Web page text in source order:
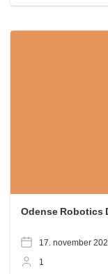
Odense Robotics
17. november
1